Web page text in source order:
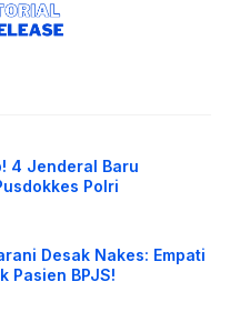
4 Jenderal Baru
Polri
Desak Nakes: Empati
Pasien BPJS!